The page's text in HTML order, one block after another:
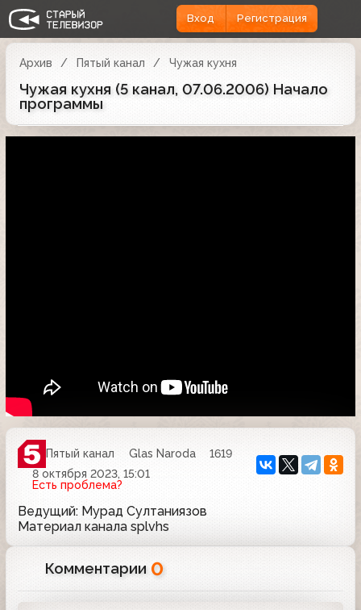
Вход Регистрация
Архив Пятый канал Чужая кухня
Чужая кухня (5 канал, 07.06.2006) Начало
программы
Пятый канал Glas Naroda
1619
8 октября 2023, 15:01
Есть проблема?
Ведущий: Мурад Султаниязов
Материал канала splvhs
Комментарии 0